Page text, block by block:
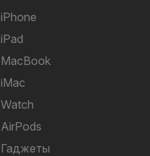
iPhone
iPad
MacBook
iMac
Watch
AirPods
Гаджеты